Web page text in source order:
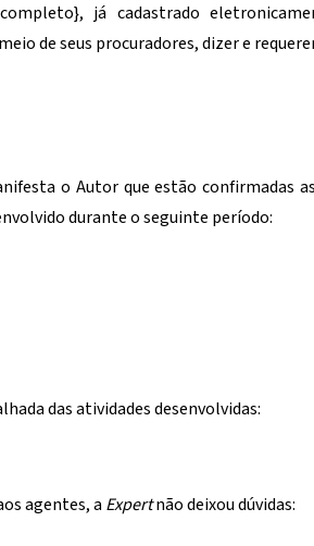
, já cadastrado
de seus procuradores, dizer e
o Autor que estão confirmadas
durante o seguinte período:
das atividades desenvolvidas:
agentes, a Expertnão deixou dúvidas: